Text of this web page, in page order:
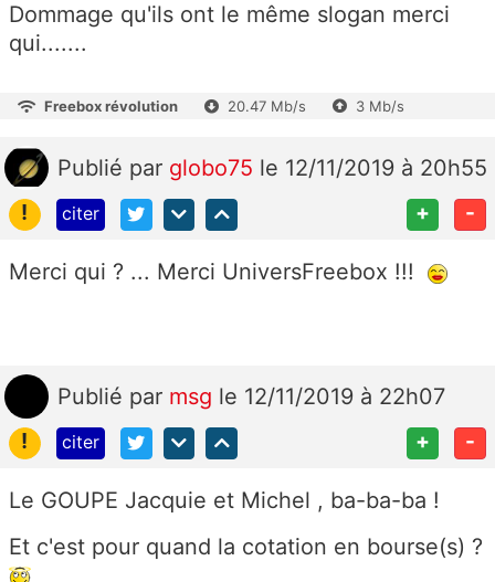
Dommage qu'ils ont le même slogan merci
qui.......
Freebox révolution 20.47 Mb/s 3 Mb/s
Publié par globo75 le 12/11/2019 à 20h55
!
citer + -
Merci qui ? ... Merci UniversFreebox !!!
Publié par msg le 12/11/2019 à 22h07
!
citer + -
Le GOUPE Jacquie et Michel , ba-ba-ba !
Et c'est pour quand la cotation en bourse(s) ?